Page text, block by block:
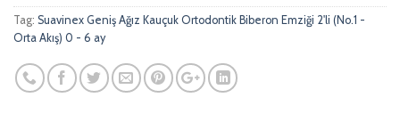
Tag: Suavinex Geniş Ağız Kauçuk Ortodontik Biberon Emziği 2'li (No.1 -
Orta Akış) 0 - 6 ay